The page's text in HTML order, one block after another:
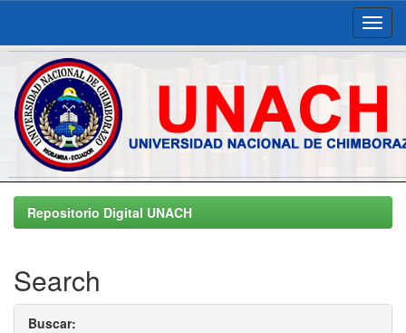
Skip
navigationRepositorio Digital UNACH
Search
Buscar: